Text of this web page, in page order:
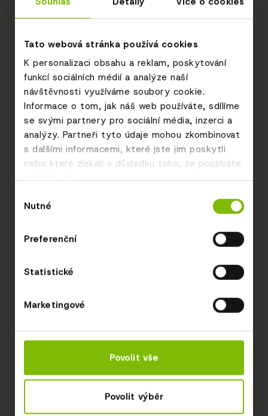
Tato webová stránka používá cookies
K personalizaci obsahu a reklam, poskytování
funkcí sociálních médií a analýze naší
návštěvnosti využíváme soubory cookie.
Informace o tom, jak náš web používáte, sdílíme
se svými partnery pro sociální média, inzerci a
analýzy. Partneři tyto údaje mohou zkombinovat
s dalšími informacemi, které jste jim poskytli
nebo které získali v důsledku toho, že používáte
jejich služby.
souhlasu
Nutné
Preferenční
Statistické
Marketingové
Povolit vše
Povolit výběr